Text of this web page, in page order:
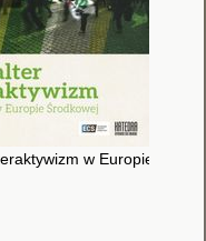
: dysfunkcyjne kraje,
w Europie